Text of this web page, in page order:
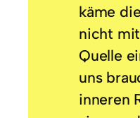
käme
nicht
Quelle
uns
inneren